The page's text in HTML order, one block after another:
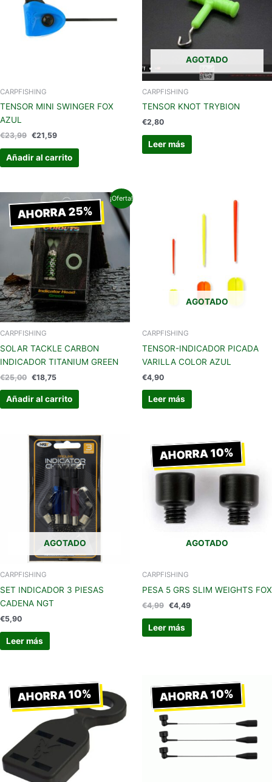
CARPFISHING
TENSOR MINI SWINGER FOX
AZUL
€23,99 €21,59
Añadir al carrito
AGOTADO
CARPFISHING
TENSOR KNOT TRYBION
€2,80
Leer más
¡Oferta!
AHORRA 25%
CARPFISHING
SOLAR TACKLE CARBON
INDICADOR TITANIUM GREEN
€25,00
precio
original
era:
€25,00.
€18,75
precio
actual
es:
€18,75.
Añadir al carrito
AGOTADO
CARPFISHING
TENSOR-INDICADOR PICADA
VARILLA COLOR AZUL
€4,90
Leer más
AGOTADO
CARPFISHING
SET INDICADOR 3 PIESAS
CADENA NGT
€5,90
Leer más
AHORRA 10%
AGOTADO
CARPFISHING
PESA 5 GRS SLIM WEIGHTS FOX
€4,99
precio
original
era:
€4,99.
€4,49
precio
actual
es:
€4,49.
Leer más
AHORRA 10%
precio
original
era:
€10,40.
precio
actual
es:
€9,36.
AHORRA 10%
precio
original
era:
precio
actual
es: